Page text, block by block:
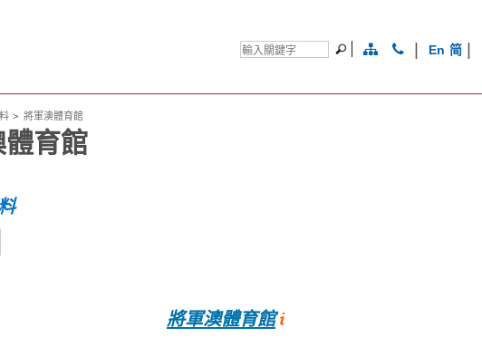
Eng简
將軍澳體育館
育館
將軍澳體育館